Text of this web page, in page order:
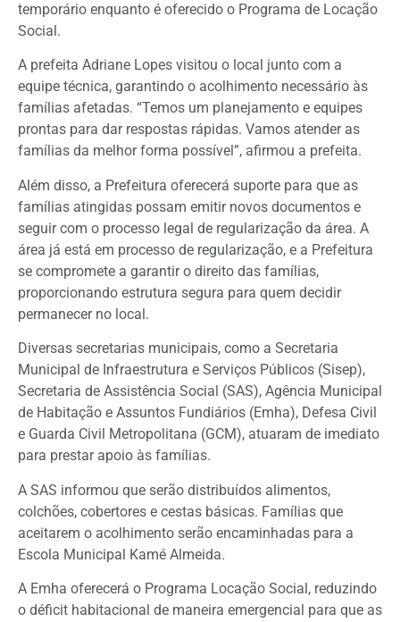
temporário enquanto é oferecido o Programa de Locação
Social.
A prefeita Adriane Lopes visitou o local junto com a
equipe técnica, garantindo o acolhimento necessário às
famílias afetadas. “Temos um planejamento e equipes
prontas para dar respostas rápidas. Vamos atender as
famílias da melhor forma possível”, afirmou a prefeita.
Além disso, a Prefeitura oferecerá suporte para que as
famílias atingidas possam emitir novos documentos e
seguir com o processo legal de regularização da área. A
área já está em processo de regularização, e a Prefeitura
se compromete a garantir o direito das famílias,
proporcionando estrutura segura para quem decidir
permanecer no local.
Diversas secretarias municipais, como a Secretaria
Municipal de Infraestrutura e Serviços Públicos (Sisep),
Secretaria de Assistência Social (SAS), Agência Municipal
de Habitação e Assuntos Fundiários (Emha), Defesa Civil
e Guarda Civil Metropolitana (GCM), atuaram de imediato
para prestar apoio às famílias.
A SAS informou que serão distribuídos alimentos,
colchões, cobertores e cestas básicas. Famílias que
aceitarem o acolhimento serão encaminhadas para a
Escola Municipal Kamé Almeida.
A Emha oferecerá o Programa Locação Social, reduzindo
o déficit habitacional de maneira emergencial para que as